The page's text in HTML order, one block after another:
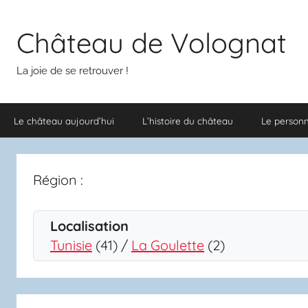
contenuChâteau de Volognat
La joie de se retrouver !
Le château aujourd’hui L’histoire du château Le
Région :
Localisation
Tunisie (41) / La Goulette (2)